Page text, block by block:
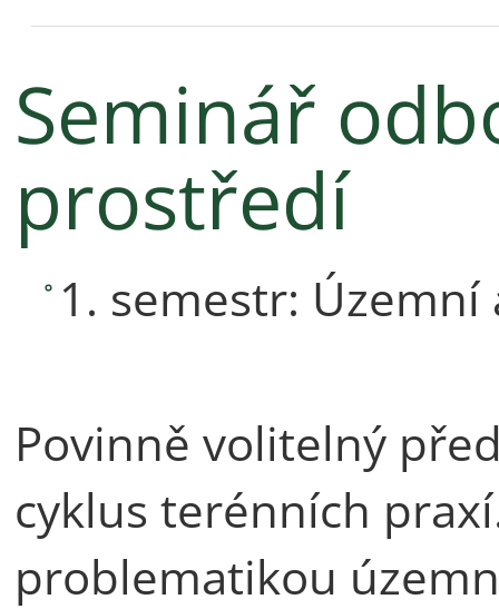
Seminář
prostředí
1. semestr:
Povinně volitelný
cyklus terénních
problematikou